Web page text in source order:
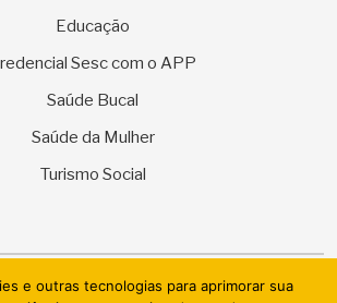
Educação
Sesc com o APP
Saúde Bucal
Saúde da Mulher
Turismo Social
- Serviço Social do Comércio. Todos os
e outras tecnologias para aprimorar sua